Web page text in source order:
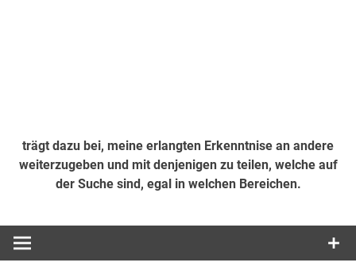
trägt dazu bei, meine erlangten Erkenntnise an andere
weiterzugeben und mit denjenigen zu teilen, welche auf
der Suche sind, egal in welchen Bereichen.